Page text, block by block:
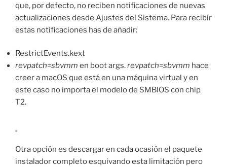
que, por defecto, no reciben notificaciones de nuevas
actualizaciones desde Ajustes del Sistema. Para recibir
estas notificaciones has de añadir:
RestrictEvents.kext
revpatch=sbvmm en boot args.revpatch=sbvmm hace
creer a macOS que está en una máquina virtual y en
este caso no importa el modelo de SMBIOS con chip
T2.
Otra opción es descargar en cada ocasión el paquete
instalador completo esquivando esta limitación pero